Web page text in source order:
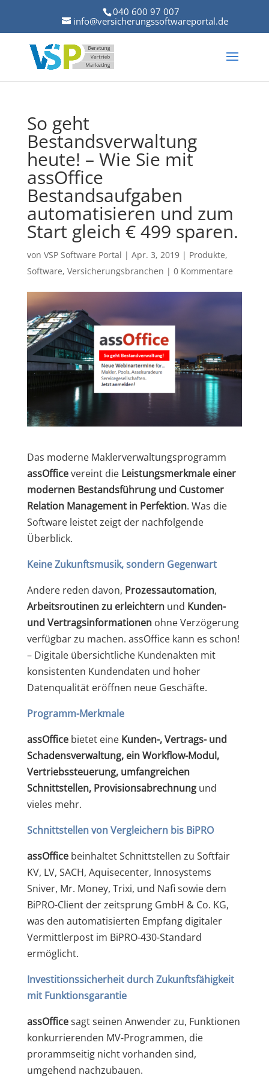
040 600 97 007
info@versicherungssoftwareportal.de
So geht
Bestandsverwaltung
heute! – Wie Sie mit
assOffice
Bestandsaufgaben
automatisieren und zum
Start gleich € 499 sparen.
von VSP Software Portal | Apr. 3, 2019| Produkte,
Software, Versicherungsbranchen | 0 Kommentare
Das moderne Maklerverwaltungsprogramm
assOfficevereint die Leistungsmerkmale einer
modernen Bestandsführung und Customer
Relation Management in Perfektion. Was die
Software leistet zeigt der nachfolgende
Überblick.
Keine Zukunftsmusik, sondern Gegenwart
Andere reden davon, Prozessautomation,
Arbeitsroutinen zu erleichternund Kunden-
und Vertragsinformationen ohne Verzögerung
verfügbar zu machen. assOffice kann es schon!
– Digitale übersichtliche Kundenakten mit
konsistenten Kundendaten und hoher
Datenqualität eröffnen neue Geschäfte.
Programm-Merkmale
assOfficebietet eine Kunden-, Vertrags- und
Schadensverwaltung, ein Workflow-Modul,
Vertriebssteuerung, umfangreichen
Schnittstellen, Provisionsabrechnung und
vieles mehr.
Schnittstellenvon Vergleichern bis BiPRO
assOffice beinhaltet Schnittstellen zu Softfair
KV, LV, SACH, Aquisecenter, Innosystems
Sniver, Mr. Money, Trixi, und Nafi sowie dem
BiPRO-Client der zeitsprung GmbH & Co. KG,
was den automatisierten Empfang digitaler
Vermittlerpost im BiPRO-430-Standard
ermöglicht.
Investitionssicherheit durch Zukunftsfähigkeit
mit Funktionsgarantie
assOfficesagt seinen Anwender zu, Funktionen
konkurrierenden MV-Programmen, die
prorammseitig nicht vorhanden sind,
umgehend nachzubauen.